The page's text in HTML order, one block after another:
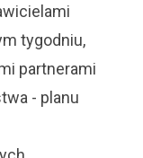
tygodniu,
partnerami
- planu